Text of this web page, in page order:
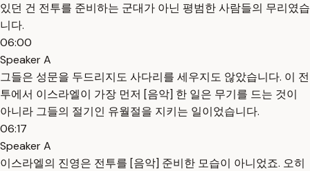
있던 건 전투를 준비하는 군대가 아닌 평범한 사람들의 무리였습
니다.
06:00
Speaker A
그들은 성문을 두드리지도 사다리를 세우지도 않았습니다. 이 전
투에서 이스라엘이 가장 먼저 [음악] 한 일은 무기를 드는 것이
아니라 그들의 절기인 유월절을 지키는 일이었습니다.
06:17
Speaker A
이스라엘의 진영은 전투를 [음악] 준비한 모습이 아니었죠. 오히